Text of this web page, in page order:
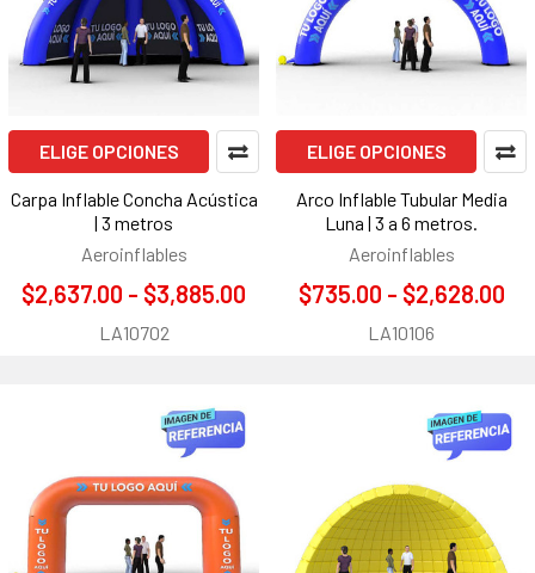
ELIGE OPCIONES
Carpa Inflable Concha Acústica
| 3 metros
Aeroinflables
$2,637.00 - $3,885.00
LA10702
ELIGE OPCIONES
Arco Inflable Tubular Media
Luna | 3 a 6 metros.
Aeroinflables
$735.00 - $2,628.00
LA10106